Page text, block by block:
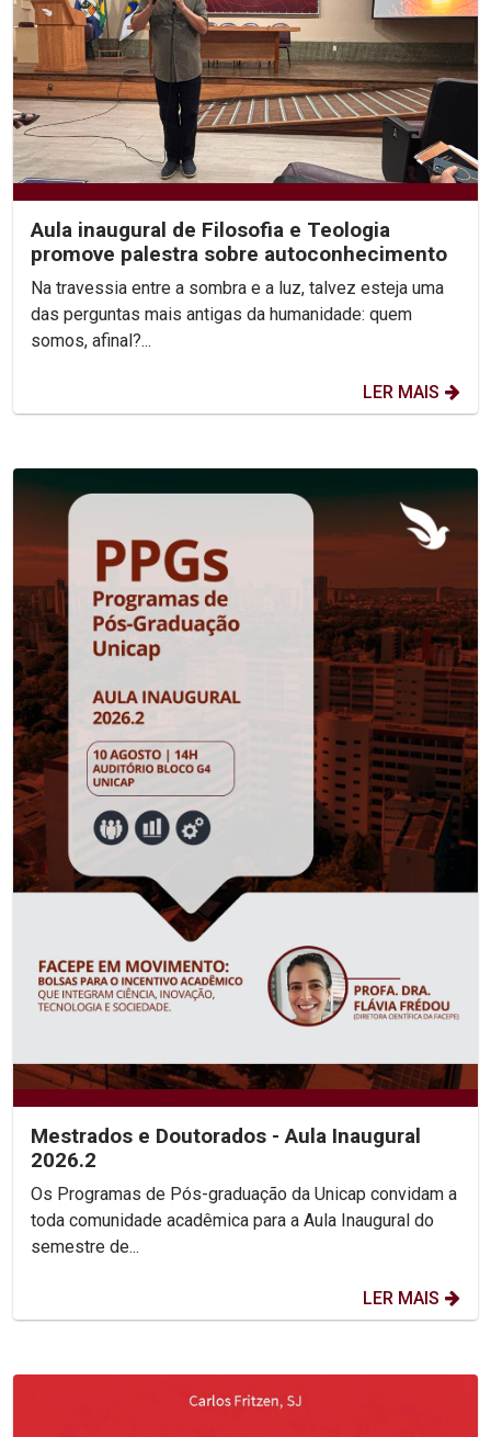
Aula inaugural de Filosofia e Teologia
promove palestra sobre autoconhecimento
Na travessia entre a sombra e a luz, talvez esteja uma
das perguntas mais antigas da humanidade: quem
somos, afinal?...
LER MAIS
Mestrados e Doutorados - Aula Inaugural
2026.2
Os Programas de Pós-graduação da Unicap convidam a
toda comunidade acadêmica para a Aula Inaugural do
semestre de...
LER MAIS